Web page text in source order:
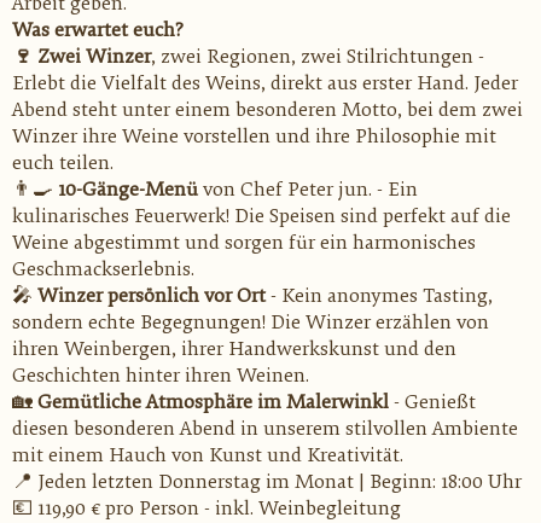
Was erwartet euch?
🍷 Zwei Winzer, zwei Regionen, zwei Stilrichtungen -
Erlebt die Vielfalt des Weins, direkt aus erster Hand. Jeder
Abend steht unter einem besonderen Motto, bei dem zwei
Winzer ihre Weine vorstellen und ihre Philosophie mit
euch teilen.
👨‍🍳 10-Gänge-Menü von Chef Peter jun. - Ein
kulinarisches Feuerwerk! Die Speisen sind perfekt auf die
Weine abgestimmt und sorgen für ein harmonisches
Geschmackserlebnis.
🎤 Winzer persönlich vor Ort- Kein anonymes Tasting,
sondern echte Begegnungen! Die Winzer erzählen von
ihren Weinbergen, ihrer Handwerkskunst und den
Geschichten hinter ihren Weinen.
🏡 Gemütliche Atmosphäre im Malerwinkl - Genießt
diesen besonderen Abend in unserem stilvollen Ambiente
mit einem Hauch von Kunst und Kreativität.
📍 Jeden letzten Donnerstag im Monat | Beginn: 18:00 Uhr
💶 119,90 € pro Person - inkl. Weinbegleitung